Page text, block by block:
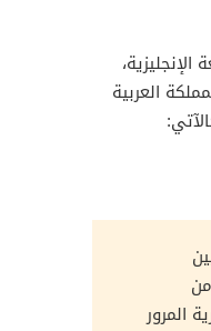
العربية
المرور